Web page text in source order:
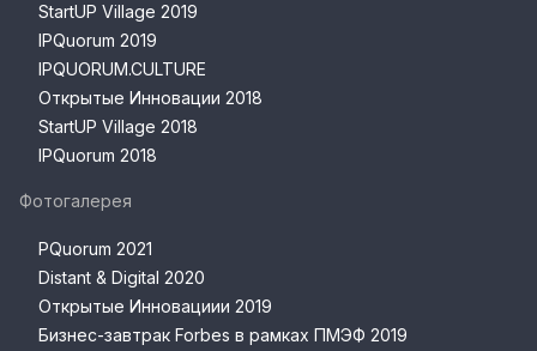
StartUP Village 2019
IPQuorum 2019
IPQUORUM.CULTURE
Открытые Инновации 2018
StartUP Village 2018
IPQuorum 2018
Фотогалерея
PQuorum 2021
Distant & Digital 2020
Открытые Инновациии 2019
Бизнес-завтрак Forbes в рамках ПМЭФ 2019